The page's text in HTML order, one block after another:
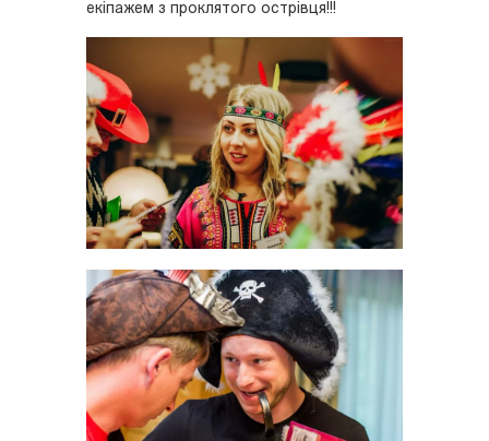
екіпажем з проклятого острівця!!!